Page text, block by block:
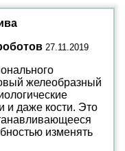
27.11.2019
желеобразный
и даже кости. Это
изменять